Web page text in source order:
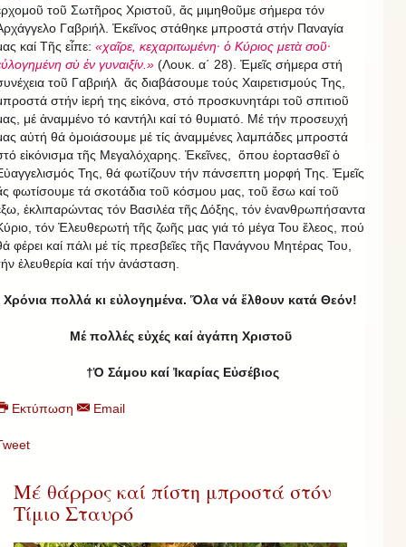
τοῦ Σωτῆρος Χριστοῦ, ἄς μιμηθοῦμε σήμερα τόν
Γαβριήλ. Ἐκεῖνος στάθηκε μπροστά στήν Παναγία
καί Τῆς εἶπε: «χαῖρε, κεχαριτωμένη· ὁ Κύριος μετὰ σοῦ·
σὺ ἐν γυναιξίν.» (Λουκ. α΄ 28). Ἐμεῖς σήμερα στή
τοῦ Γαβριήλ ἄς διαβάσουμε τούς Χαιρετισμούς Της,
στήν ἱερή της εἰκόνα, στό προσκυνητάρι τοῦ σπιτιοῦ
μέ ἀναμμένο τό καντήλι καί τό θυμιατό. Μέ τήν προσευχή
αὐτή θά ὁμοιάσουμε μέ τίς ἀναμμένες λαμπάδες μπροστά
εἰκόνισμα τῆς Μεγαλόχαρης. Ἐκεῖνες, ὅπου ἑορτασθεῖ ὁ
Της, θά φωτίζουν τήν πάνσεπτη μορφή Της. Ἐμεῖς
φωτίσουμε τά σκοτάδια τοῦ κόσμου μας, τοῦ ἔσω καί τοῦ
ἐκλιπαρώντας τόν Βασιλέα τῆς Δόξης, τόν ἐνανθρωπήσαντα
τόν Ἐλευθερωτή τῆς ζωῆς μας γιά τό μέγα Του ἔλεος, πού
φέρει καί πάλι μέ τίς πρεσβεῖες τῆς Πανάγνου Μητέρας Του,
ἐλευθερία καί τήν ἀνάσταση.
Χρόνια πολλά κι εὐλογημένα. Ὅλα νά ἔλθουν κατά Θεόν!
Μέ πολλές εὐχές καί ἀγάπη Χριστοῦ
†Ὁ Σάμου καί Ἰκαρίας Εὐσέβιος
Εκτύπωση Email
Μέ θάρρος καί πίστη μπροστά στόν
Τίμιο Σταυρό